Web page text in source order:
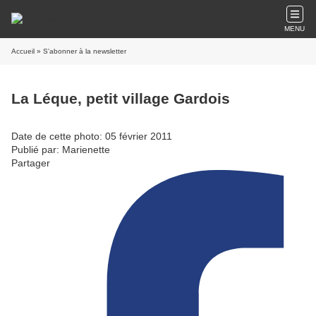
MENU
Accueil » S'abonner à la newsletter
La Léque, petit village Gardois
Date de cette photo: 05 février 2011
Publié par: Marienette
Partager